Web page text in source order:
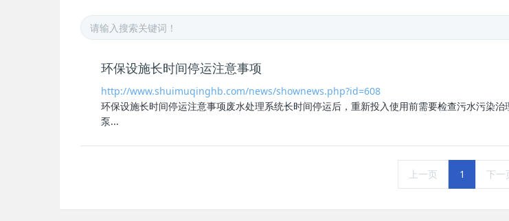
环保设施长时间停运注意事项
http://www.shuimuqinghb.com/news/shownews.php?id=608
环保设施长时间停运注意事项废水处理系统长时间停运后，重新投入使用前需要检查污水污染
泵...
上一页 1 下一